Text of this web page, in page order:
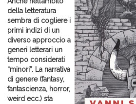
della letteratura
sembra di cogliere i
primi indizi di un
diverso approccio a
generi letterari un
tempo considerati
“minori”. La narrativa
di genere (fantasy,
fantascienza, horror,
weird ecc.) sta